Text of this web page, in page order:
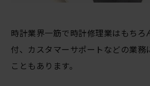
時計業界一筋で時計修理業はもちろ
付、カスタマーサポートなどの業務
こともあります。